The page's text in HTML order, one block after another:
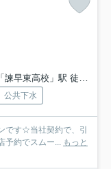
早東高校」駅 徒歩27分
公共下水
です☆当社契約で、引
約でスムー...
もっと